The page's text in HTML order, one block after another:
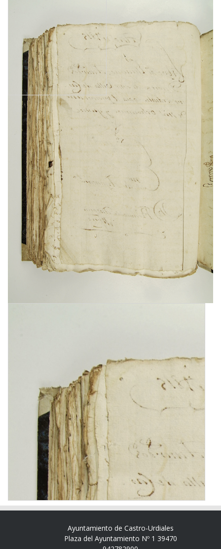
Ayuntamiento de Castro-Urdiales
Plaza del Ayuntamiento Nº 1 39470